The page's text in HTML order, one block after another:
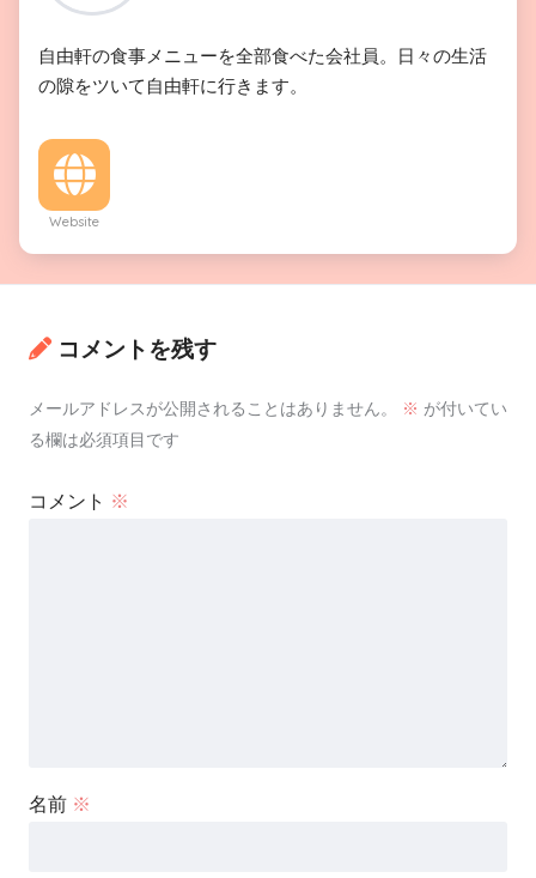
自由軒の食事メニューを全部食べた会社員。日々の生活
の隙をツいて自由軒に行きます。
Website
コメントを残す
メールアドレスが公開されることはありません。 ※ が付いてい
る欄は必須項目です
コメント ※
名前 ※